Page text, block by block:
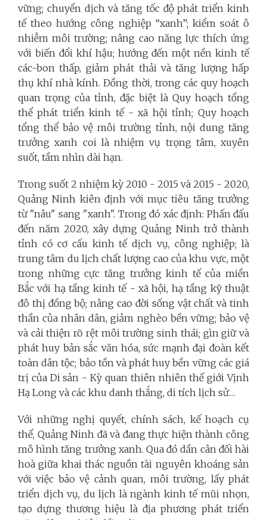
vững; chuyển dịch và tăng tốc độ phát triển kinh
tế theo hướng công nghiệp “xanh”; kiểm soát ô
nhiễm môi trường; nâng cao năng lực thích ứng
với biến đổi khí hậu; hướng đến một nền kinh tế
các-bon thấp, giảm phát thải và tăng lượng hấp
thụ khí nhà kính. Đồng thời, trong các quy hoạch
quan trọng của tỉnh, đặc biệt là Quy hoạch tổng
thể phát triển kinh tế - xã hội tỉnh; Quy hoạch
tổng thể bảo vệ môi trường tỉnh, nội dung tăng
trưởng xanh coi là nhiệm vụ trọng tâm, xuyên
suốt, tầm nhìn dài hạn.
Trong suốt 2 nhiệm kỳ 2010 - 2015 và 2015 - 2020,
Quảng Ninh kiên định với mục tiêu tăng trưởng
từ "nâu" sang "xanh". Trong đó xác định: Phấn đấu
đến năm 2020, xây dựng Quảng Ninh trở thành
tỉnh có cơ cấu kinh tế dịch vụ, công nghiệp; là
trung tâm du lịch chất lượng cao của khu vực, một
trong những cực tăng trưởng kinh tế của miền
Bắc với hạ tầng kinh tế - xã hội, hạ tầng kỹ thuật
đô thị đồng bộ; nâng cao đời sống vật chất và tinh
thần của nhân dân, giảm nghèo bền vững; bảo vệ
và cải thiện rõ rệt môi trường sinh thái; gìn giữ và
phát huy bản sắc văn hóa, sức mạnh đại đoàn kết
toàn dân tộc; bảo tồn và phát huy bền vững các giá
trị của Di sản - Kỳ quan thiên nhiên thế giới Vịnh
Hạ Long và các khu danh thắng, di tích lịch sử…
Với những nghị quyết, chính sách, kế hoạch cụ
thể, Quảng Ninh đã và đang thực hiện thành công
mô hình tăng trưởng xanh. Qua đó dần cân đối hài
hoà giữa khai thác nguồn tài nguyên khoáng sản
với việc bảo vệ cảnh quan, môi trường, lấy phát
triển dịch vụ, du lịch là ngành kinh tế mũi nhọn,
tạo dựng thương hiệu là địa phương phát triển